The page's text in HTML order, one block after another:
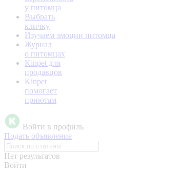
у питомца
Выбрать
кличку
Изучаем эмоции питомца
Журнал
о питомцах
Kinpet для
продавцов
Kinpet
помогает
приютам
Войти в профиль
Подать объявление
Нет результатов
Войти